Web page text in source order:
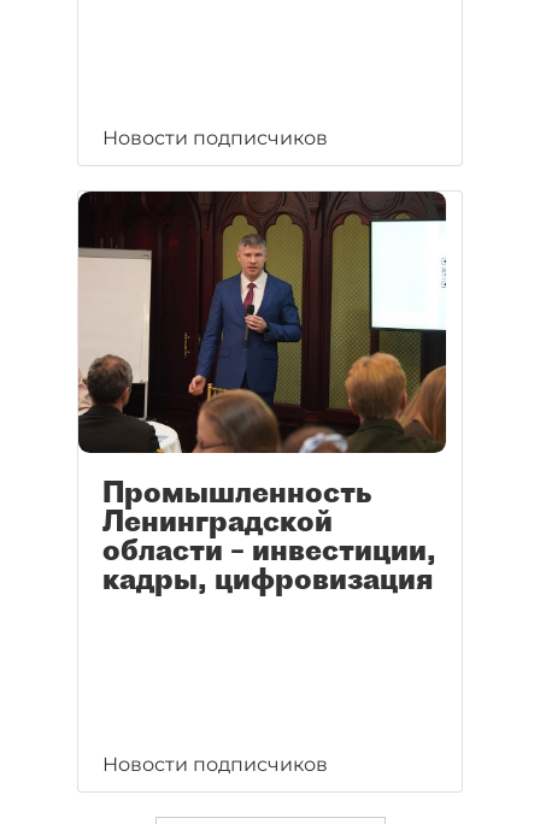
Новости подписчиков
Промышленность
Ленинградской
области – инвестиции,
кадры, цифровизация
Новости подписчиков